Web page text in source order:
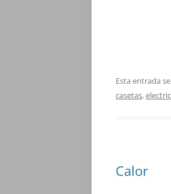
Esta entrada
casetas,
Calor